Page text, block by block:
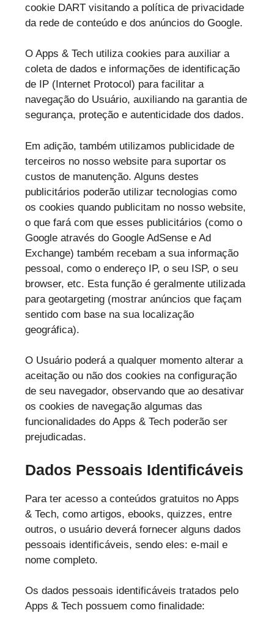
cookie DART visitando a política de privacidade
da rede de conteúdo e dos anúncios do Google.
O Apps & Tech utiliza cookies para auxiliar a
coleta de dados e informações de identificação
de IP (Internet Protocol) para facilitar a
navegação do Usuário, auxiliando na garantia de
segurança, proteção e autenticidade dos dados.
Em adição, também utilizamos publicidade de
terceiros no nosso website para suportar os
custos de manutenção. Alguns destes
publicitários poderão utilizar tecnologias como
os cookies quando publicitam no nosso website,
o que fará com que esses publicitários (como o
Google através do Google AdSense e Ad
Exchange) também recebam a sua informação
pessoal, como o endereço IP, o seu ISP, o seu
browser, etc. Esta função é geralmente utilizada
para geotargeting (mostrar anúncios que façam
sentido com base na sua localização
geográfica).
O Usuário poderá a qualquer momento alterar a
aceitação ou não dos cookies na configuração
de seu navegador, observando que ao desativar
os cookies de navegação algumas das
funcionalidades do Apps & Tech poderão ser
prejudicadas.
Dados Pessoais Identificáveis
Para ter acesso a conteúdos gratuitos no Apps
& Tech, como artigos, ebooks, quizzes, entre
outros, o usuário deverá fornecer alguns dados
pessoais identificáveis, sendo eles: e-mail e
nome completo.
Os dados pessoais identificáveis tratados pelo
Apps & Tech possuem como finalidade: